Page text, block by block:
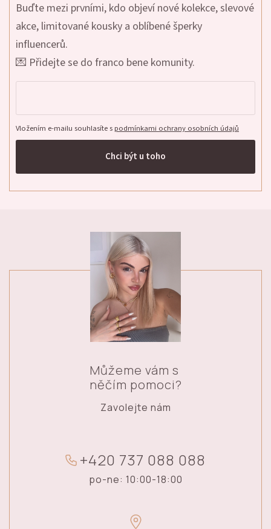
Buďte mezi prvními, kdo objeví nové kolekce, slevové
akce, limitované kousky a oblíbené šperky
influencerů.
💌 Přidejte se do franco bene komunity.
Vložením e-mailu souhlasíte s podmínkami ochrany osobních údajů
Chci být u toho
Můžeme vám s
něčím pomoci?
Zavolejte nám
+420 737 088 088
po-ne: 10:00-18:00